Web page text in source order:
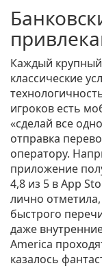
Каждый
классические
игроков есть
«сделай все
отправка
оператору.
приложение
4,8 из 5 в App
лично отметила,
быстрого
даже
America
казалось